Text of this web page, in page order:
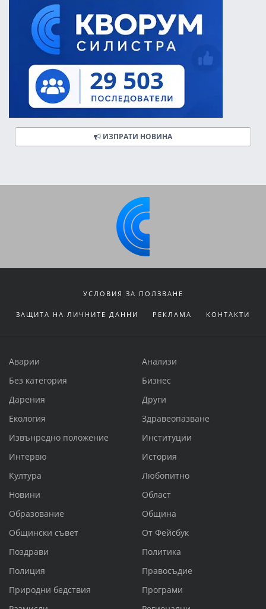
ИЗПРАТИ НОВИНА
УСЛОВИЯ ЗА ПОЛЗВАНЕ
ЗАЩИТА НА ЛИЧНИТЕ ДАННИ РЕКЛАМА КОНТАКТИ
Аварии
Анализи
Без категория
Бизнес
Дарения
Други
Екология
Здравеопазване
Извънредно положение
Институции
Интервю
История
Култура
Любопитно
Новини
Област
Образование
Община
Общински съвет
От Фейсбук
Поздрави
Политика
Полиция
Правосъдие
Природни бедствия
Програми